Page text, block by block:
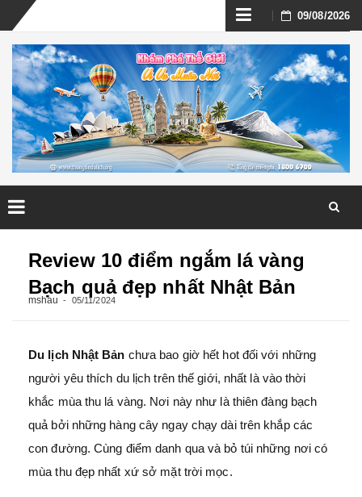
Skip
to
content
09/08/2026
Review 10 điểm ngắm lá vàng
Bạch quả đẹp nhất Nhật Bản
mshau 05/11/2024
Du lịch Nhật Bản chưa bao giờ hết hot đối với những
người yêu thích du lịch trên thế giới, nhất là vào thời
khắc mùa thu lá vàng. Nơi này như là thiên đàng bạch
quả bởi những hàng cây ngay chạy dài trên khắp các
con đường. Cùng điểm danh qua và bỏ túi những nơi có
mùa thu đẹp nhất xứ sở mặt trời mọc.